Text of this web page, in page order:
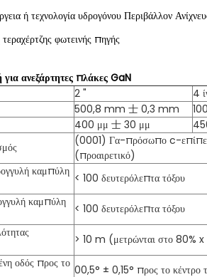
ή τεχνολογία υδρογόνου Περιβάλλον
φωτεινής πηγής
ανεξάρτητες πλάκες GaN
2 "
4
500,8 mm 士 0,3 mm
400 μμ 士 30 μμ
(0001) Γα-πρόσωπο c-
(προαιρετικό)
καμπύλη < 100 δευτερόλεπτα τόξου
καμπύλη
< 100 δευτερόλεπτα τόξου
> 10 m (μετρώνται στο 80% x
οδός προς το 00,5° ± 0,15° προς το κέντρο